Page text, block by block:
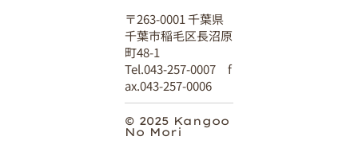
〒263-0001 千葉県
千葉市稲毛区長沼原
町48-1
Tel.043-257-0007 f
ax.043-257-0006
© 2025 Kangoo
No Mori